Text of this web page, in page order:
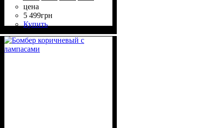
цена
5 499грн
Купить
Состав ткани
Полиэстер
Крой: свободный
Длина: до бедра
Длина рукава
Стиль: casual